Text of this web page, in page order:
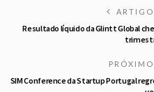
Resultado líquido da Glintt Global
SIM Conference da Startup Portugal